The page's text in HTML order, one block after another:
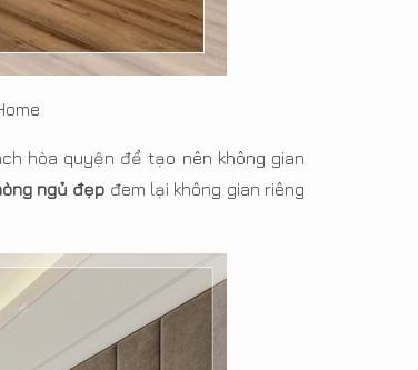
hòa quyện để tạo nên không gian
ngủ đẹp đem lại không gian riêng